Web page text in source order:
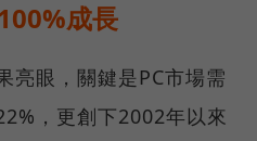
成長
亮眼，關鍵是PC市場需
，更創下2002年以來